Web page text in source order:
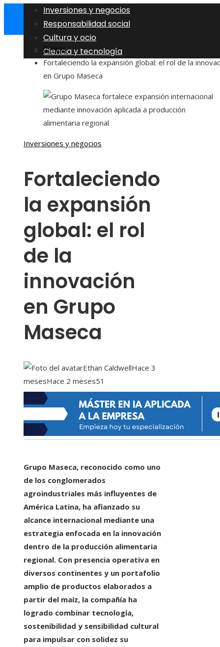
Inversiones y negocios
Responsabilidad social
Cultura y ocio
Ciencia y tecnología
Inicio
Fortaleciendo la expansión global: el rol de la
en Grupo Maseca
Inversiones y negocios
Fortaleciendo
la expansión
global: el rol
de la
innovación
en Grupo
Maseca
Ethan CaldwellHace 3
mesesHace 2 meses51
Grupo Maseca, reconocido como uno
de los conglomerados
agroindustriales más influyentes de
América Latina, ha afianzado su
alcance internacional mediante una
estrategia enfocada en la innovación
dentro de la producción alimentaria
regional. Con presencia operativa en
diversos continentes y un portafolio
amplio de productos elaborados a
partir del maíz, la compañía ha
logrado combinar tecnología,
sostenibilidad y sensibilidad cultural
para impulsar con solidez su